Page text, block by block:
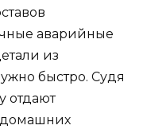
аварийные
из
быстро. Судя
отдают
домашних